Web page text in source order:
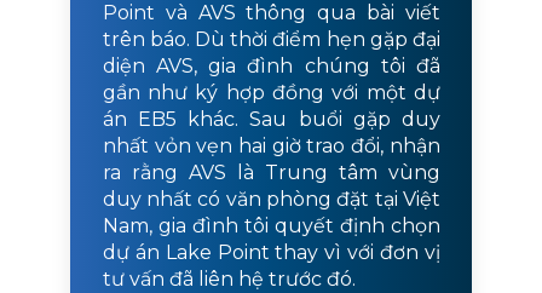
Point và AVS thông qua bài viết
trên báo. Dù thời điểm hẹn gặp đại
diện AVS, gia đình chúng tôi đã
gần như ký hợp đồng với một dự
án EB5 khác. Sau buổi gặp duy
nhất vỏn vẹn hai giờ trao đổi, nhận
ra rằng AVS là Trung tâm vùng
duy nhất có văn phòng đặt tại Việt
Nam, gia đình tôi quyết định chọn
dự án Lake Point thay vì với đơn vị
tư vấn đã liên hệ trước đó.